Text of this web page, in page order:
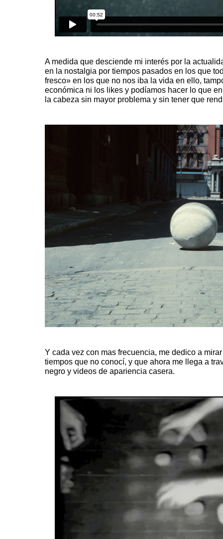
A medida que desciende mi interés por la
en la nostalgia por tiempos pasados en los que
fresco» en los que no nos iba la vida en ello,
económica ni los likes y podíamos hacer lo que
la cabeza sin mayor problema y sin tener que
Y cada vez con mas frecuencia, me dedico a
tiempos que no conocí, y que ahora me llega a
negro y videos de apariencia casera.